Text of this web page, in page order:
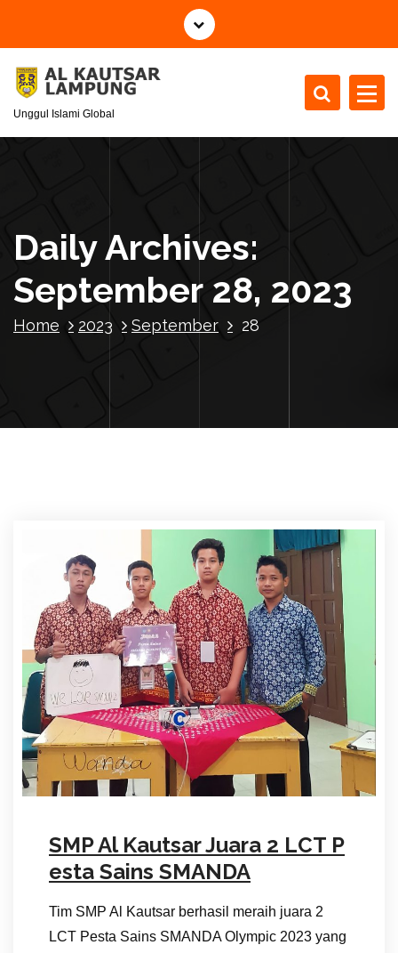
i
c
Unggul Islami Global
Daily Archives:
September 28, 2023
Home 2023 September 28
SMP Al Kautsar Juara 2 LCT P
esta Sains SMANDA
Tim SMP Al Kautsar berhasil meraih juara 2
LCT Pesta Sains SMANDA Olympic 2023 yang